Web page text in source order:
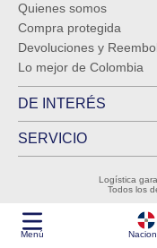
Menú
Quienes somos
Compra protegida
Devoluciones y
Lo mejor de Colombia
DE INTERÉS
SERVICIO
Logística
Todos los